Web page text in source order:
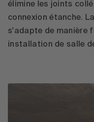
élimine les joints
connexion étanche.
s'adapte de manière
installation de salle